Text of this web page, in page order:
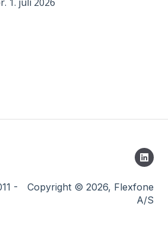
-
Copyright © 2026, Flexfone
A/S